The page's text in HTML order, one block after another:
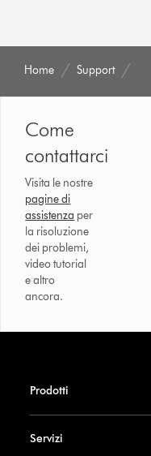
Home Support
Come
contattarci
Visita le nostre
pagine di
assistenza per
la risoluzione
dei problemi,
video tutorial
e altro
ancora.
Prodotti
Servizi